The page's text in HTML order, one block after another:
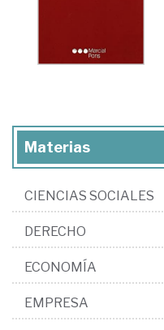
Materias
CIENCIAS SOCIALES
DERECHO
ECONOMÍA
EMPRESA